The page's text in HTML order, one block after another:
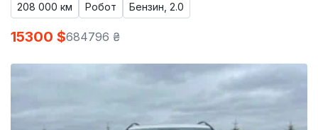
208 000 км Робот Бензин, 2.0
15300 $684796 ₴